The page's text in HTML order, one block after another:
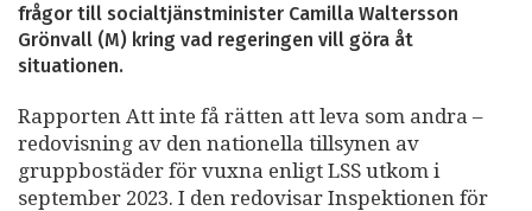
frågor till socialtjänstminister Camilla Waltersson
Grönvall (M) kring vad regeringen vill göra åt
situationen.
Rapporten Att inte få rätten att leva som andra –
redovisning av den nationella tillsynen av
gruppbostäder för vuxna enligt LSS utkom i
september 2023. I den redovisar Inspektionen för